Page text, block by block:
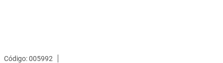
005992